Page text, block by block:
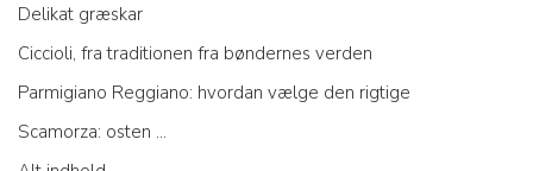
Delikat græskar
Ciccioli, fra traditionen fra bøndernes verden
Parmigiano Reggiano: hvordan vælge den rigtige
Scamorza: osten ...